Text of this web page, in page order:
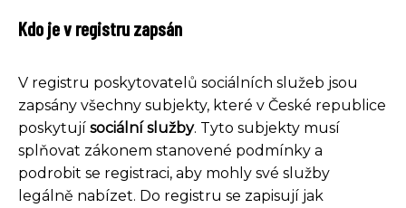
Kdo je v registru zapsán
V registru poskytovatelů sociálních služeb jsou
zapsány všechny subjekty, které v České republice
poskytují sociální služby. Tyto subjekty musí
splňovat zákonem stanovené podmínky a
podrobit se registraci, aby mohly své služby
legálně nabízet. Do registru se zapisují jak